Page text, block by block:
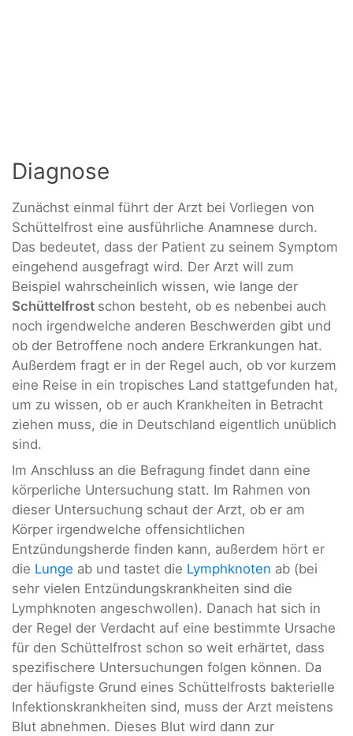
Diagnose
Zunächst einmal führt der Arzt bei Vorliegen von
Schüttelfrost eine ausführliche Anamnese durch.
Das bedeutet, dass der Patient zu seinem Symptom
eingehend ausgefragt wird. Der Arzt will zum
Beispiel wahrscheinlich wissen, wie lange der
Schüttelfrost schon besteht, ob es nebenbei auch
noch irgendwelche anderen Beschwerden gibt und
ob der Betroffene noch andere Erkrankungen hat.
Außerdem fragt er in der Regel auch, ob vor kurzem
eine Reise in ein tropisches Land stattgefunden hat,
um zu wissen, ob er auch Krankheiten in Betracht
ziehen muss, die in Deutschland eigentlich unüblich
sind.
Im Anschluss an die Befragung findet dann eine
körperliche Untersuchung statt. Im Rahmen von
dieser Untersuchung schaut der Arzt, ob er am
Körper irgendwelche offensichtlichen
Entzündungsherde finden kann, außerdem hört er
die Lunge ab und tastet die Lymphknoten ab (bei
sehr vielen Entzündungskrankheiten sind die
Lymphknoten angeschwollen). Danach hat sich in
der Regel der Verdacht auf eine bestimmte Ursache
für den Schüttelfrost schon so weit erhärtet, dass
spezifischere Untersuchungen folgen können. Da
der häufigste Grund eines Schüttelfrosts bakterielle
Infektionskrankheiten sind, muss der Arzt meistens
Blut abnehmen. Dieses Blut wird dann zur